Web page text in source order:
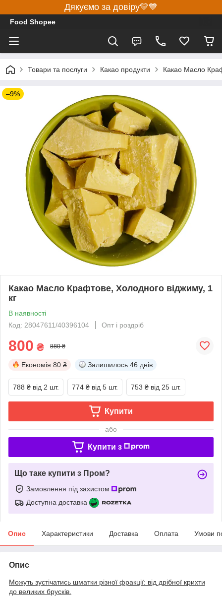
Дякуємо за довіру💛💙
Food Shopee
Товари та послуги Какао продукти Какао Масло
–9%
Какао Масло Крафтове, Холодного віджиму, 1
кг
В наявності
Код: 28047611/40396104
Опт і роздріб
800 ₴ 880 ₴
Економія 80 ₴ Залишилось 46 днів
788 ₴ від 2 шт. 774 ₴ від 5 шт. 753 ₴ від 25 шт.
Купити
або
Купити з
Що таке купити з Пром?
Замовлення під захистом
Доступна доставка
Опис Характеристики Доставка Оплата Умови
Опис
Можуть зустічатись шматки різної фракції: від дрібної крихти
до великих брусків.